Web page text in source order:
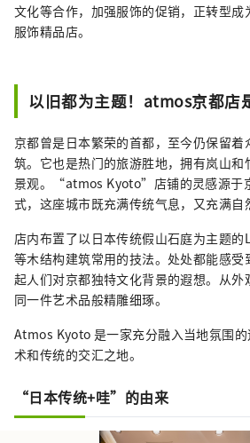
文化等合作，加强服饰的促销，正转型成
服饰精品店。
以旧都为主题！atmos京都店
京都曾是日本繁荣的首都，至今仍保留
筑。它也是热门的旅游胜地，拥有岚山和
景观。“atmos Kyoto”店铺的灵感源于
式，这座城市既充满传统气息，又充满自
店内布置了以日本传统假山石庭为主题的
等木结构建筑常用的技法。处处都能感受
起人们对京都独特文化背景的遐想。从外
同一件艺术品般精雕细琢。
Atmos Kyoto 是一家充分融入当地氛围
术和传统的交汇之地。
“日本传统+哇”的由来